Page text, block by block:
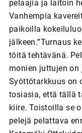
pelaajia ja laitoin
Vanhempia
paikoilla
jälkeen.”Turnaus
töitä tehtävänä.
monien juttujen
Syöttötarkkuus on
tosiasia, että tällä
kiire. Toistoilla se
pelejä pelattava